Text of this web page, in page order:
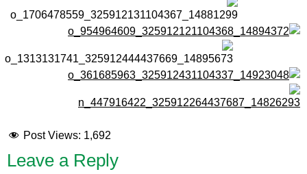
Post Views: 1,692
Leave a Reply